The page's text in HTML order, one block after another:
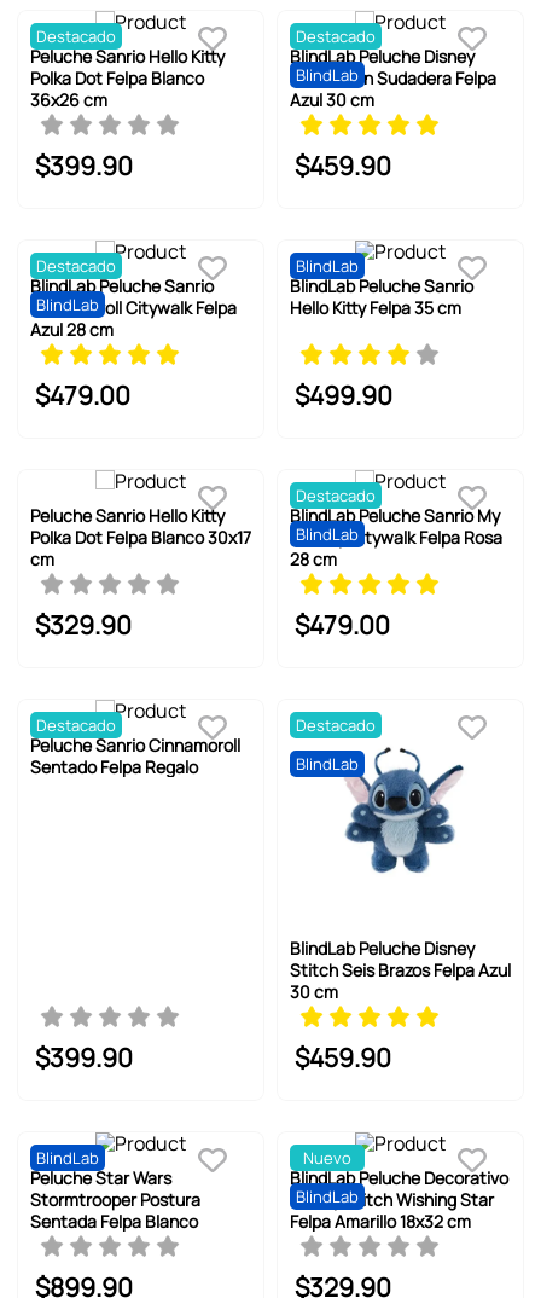
Destacado
Peluche Sanrio Hello Kitty
Polka Dot Felpa Blanco
36x26 cm
$399.90
Destacado
BlindLab
BlindLab Peluche Disney
Stitch Con Sudadera Felpa
Azul 30 cm
$459.90
Destacado
BlindLab
BlindLab Peluche Sanrio
Cinnamoroll Citywalk Felpa
Azul 28 cm
$479.00
BlindLab
BlindLab Peluche Sanrio
Hello Kitty Felpa 35 cm
$499.90
Peluche Sanrio Hello Kitty
Polka Dot Felpa Blanco 30x17
cm
$329.90
Destacado
BlindLab
BlindLab Peluche Sanrio My
Melody Citywalk Felpa Rosa
28 cm
$479.00
Destacado
Peluche Sanrio Cinnamoroll
Sentado Felpa Regalo
$399.90
Destacado
BlindLab
BlindLab Peluche Disney
Stitch Seis Brazos Felpa Azul
30 cm
$459.90
BlindLab
Peluche Star Wars
Stormtrooper Postura
Sentada Felpa Blanco
$899.90
Nuevo
BlindLab
BlindLab Peluche Decorativo
Disney Stitch Wishing Star
Felpa Amarillo 18x32 cm
$329.90